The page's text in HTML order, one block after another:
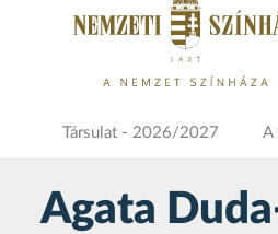
Társulat - 2026/2027 A
Agata